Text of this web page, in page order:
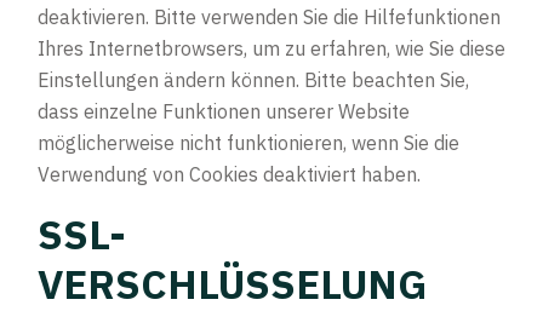
deaktivieren. Bitte verwenden Sie die Hilfefunktionen
Ihres Internetbrowsers, um zu erfahren, wie Sie diese
Einstellungen ändern können. Bitte beachten Sie,
dass einzelne Funktionen unserer Website
möglicherweise nicht funktionieren, wenn Sie die
Verwendung von Cookies deaktiviert haben.
SSL-
VERSCHLÜSSELUNG